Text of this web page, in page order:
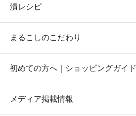
漬レシピ
まるこしのこだわり
初めての方へ｜ショッピングガイド
メディア掲載情報